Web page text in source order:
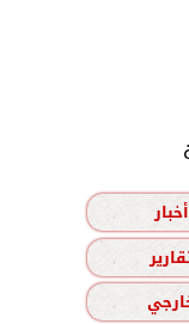
أخبار